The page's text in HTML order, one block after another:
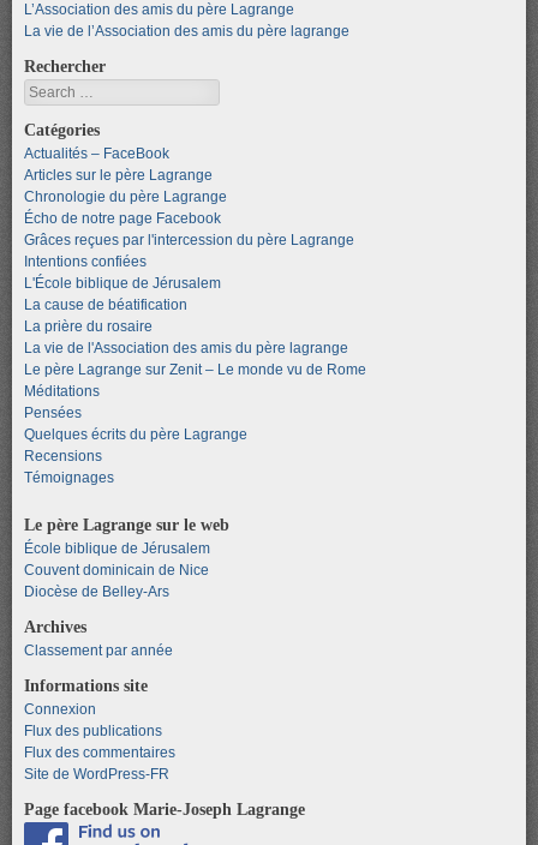
L’Association des amis du père Lagrange
La vie de l’Association des amis du père lagrange
Rechercher
Search
Catégories
Actualités – FaceBook
Articles sur le père Lagrange
Chronologie du père Lagrange
Écho de notre page Facebook
Grâces reçues par l'intercession du père Lagrange
Intentions confiées
L'École biblique de Jérusalem
La cause de béatification
La prière du rosaire
La vie de l'Association des amis du père lagrange
Le père Lagrange sur Zenit – Le monde vu de Rome
Méditations
Pensées
Quelques écrits du père Lagrange
Recensions
Témoignages
Le père Lagrange sur le web
École biblique de Jérusalem
Couvent dominicain de Nice
Diocèse de Belley-Ars
Archives
Classement par année
Informations site
Connexion
Flux des publications
Flux des commentaires
Site de WordPress-FR
Page facebook Marie-Joseph Lagrange